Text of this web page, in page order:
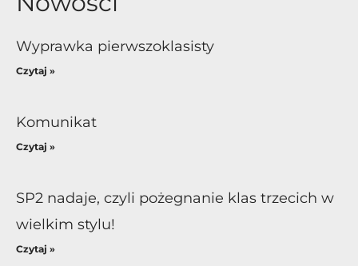
Wyprawka pierwszoklasisty
Czytaj »
Komunikat
Czytaj »
SP2 nadaje, czyli pożegnanie klas trzecich w
wielkim stylu!
Czytaj »